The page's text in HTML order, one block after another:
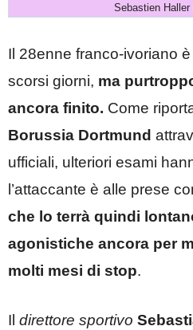
Sebastien Haller
Il 28enne franco-ivoriano
scorsi giorni, ma
ancora finito. Come
Borussia Dortmund
ufficiali, ulteriori esami
l’attaccante è alle prese
che lo terrà quindi
agonistiche ancora per
molti mesi di stop.
Il direttore sportivo